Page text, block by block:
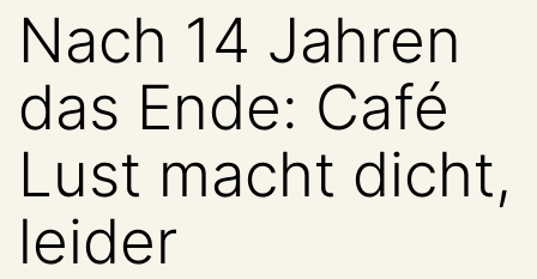
Nach 14 Jahren
das Ende: Café
Lust macht dicht,
leider